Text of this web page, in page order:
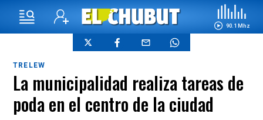
90.1 Mhz
TRELEW
La municipalidad realiza tareas de
poda en el centro de la ciudad